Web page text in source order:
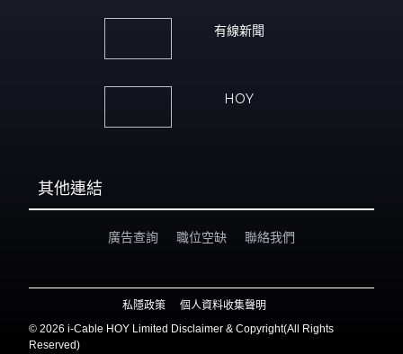
有線新聞
HOY
其他連結
廣告查詢 職位空缺 聯絡我們
私隱政策
個人資料收集聲明
© 2026 i-Cable HOY Limited Disclaimer & Copyright(All Rights
Reserved)